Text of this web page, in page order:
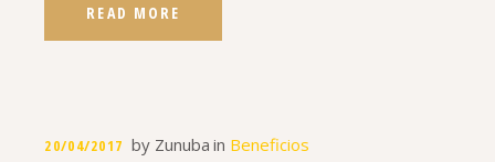
READ MORE
20/04/2017 by Zunuba in Beneficios